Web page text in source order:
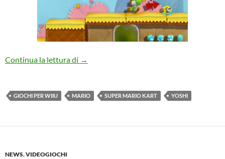
Continua la lettura di Mario e Zelda presto con nuovi giochi su
→
GIOCHI PER WIIU MARIO SUPER MARIO KART YOSHI
NEWS,VIDEOGIOCHI